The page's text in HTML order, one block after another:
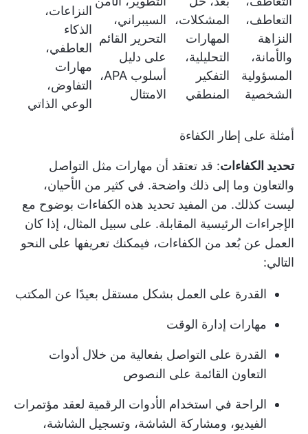
التعاطف،
النزاهة
والأمانة،
المسؤولية
الشخصية
المشكلات،
المهارات
التحليلية،
التفكير
المنطقي
السيبراني،
التحرير القائم
على دليل
أسلوب APA،
الامتثال
النزاعات،
الذكاء
العاطفي،
مهارات
التفاوض،
الوعي الذاتي
أمثلة على إطار الكفاءة
تحديد الكفاءات: قد تعتقد أن مهارات مثل التواصل
والتعاون وما إلى ذلك واضحة. في كثير من الأحيان،
ليست كذلك. من المفيد تحديد هذه الكفاءات بوضوح مع
الإجراءات الرئيسية المقابلة. على سبيل المثال، إذا كان
العمل عن بُعد من الكفاءات، فيمكنك تعريفها على النحو
التالي:
القدرة على العمل بشكل مستقل بعيدًا عن المكتب
مهارات إدارة الوقت
القدرة على التواصل بفعالية من خلال أدوات
التعاون القائمة على النصوص
الراحة في استخدام الأدوات الرقمية لعقد مؤتمرات
الفيديو، ومشاركة الشاشة، وتسجيل الشاشة،